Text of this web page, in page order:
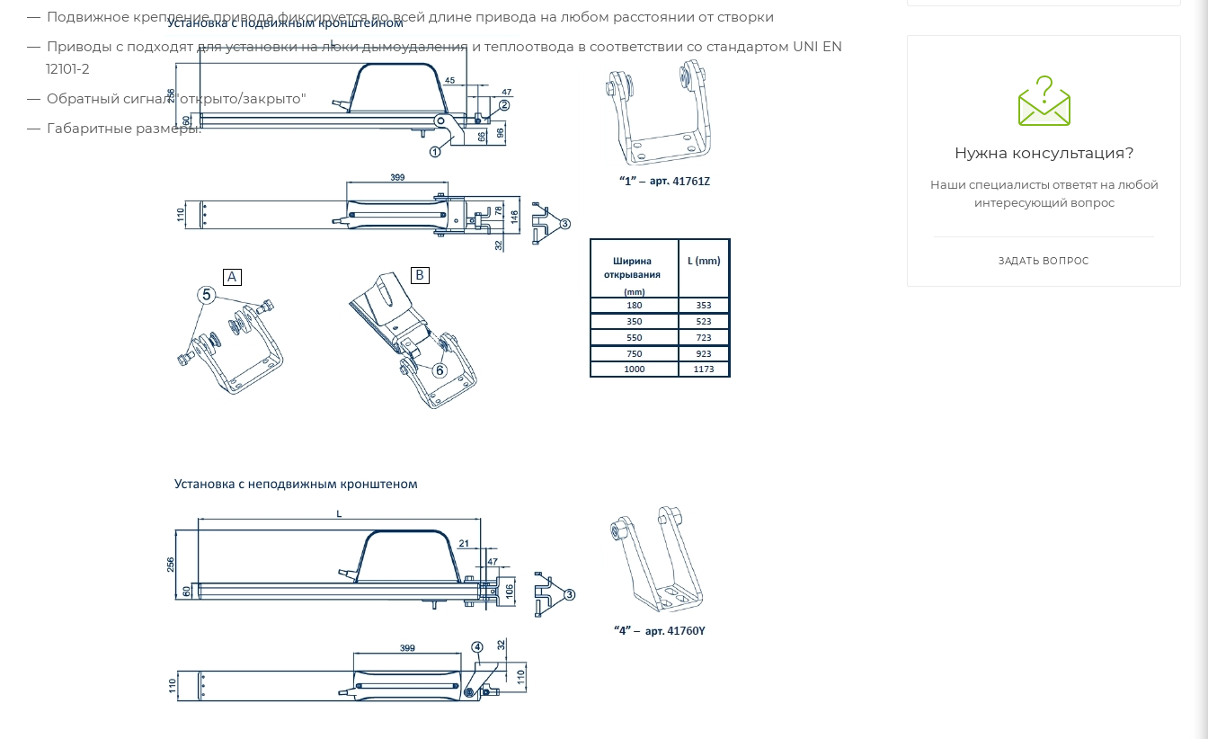
Подвижное крепление привода фиксируется по всей длине привода на любом расстоянии от створки
Приводы с подходят для установки на люки дымоудаления и теплоотвода в соответствии со стандартом UNI EN
12101-2
Обратный сигнал "открыто/закрыто"
Габаритные размеры:
Нужна консультация?
Наши специалисты ответят на любой
интересующий вопрос
ЗАДАТЬ ВОПРОС